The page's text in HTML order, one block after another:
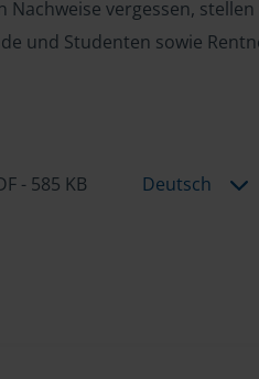
vergessen,
und Studenten sowie
- 585 KB Deutsch